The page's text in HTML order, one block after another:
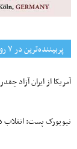
پربیننده‌ترین‌ در ۷ روز گذشته
آمریکا از ایران آزاد
نیویورک پست: